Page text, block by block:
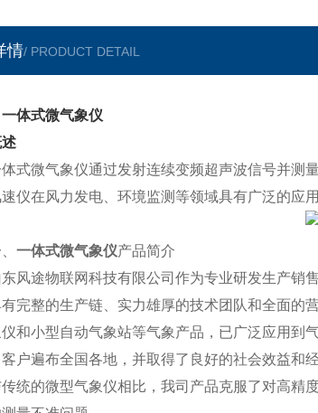
情/ PRODUCT DETAIL
体式微气象仪
式微气象仪通过发射连续变频超声波信号并测
仪在风力发电、环境监测等领域具有广泛的应用
一体式微气象仪产品简介
途物联网科技有限公司作为专业研发生产销售
有完整的生产链、实力雄厚的技术团队和全面的
和小型自动气象站等气象产品，已广泛应用到
户遍布全国各地，并取得了良好的社会效益和经
的微型气象仪相比，我司产品克服了对高精度